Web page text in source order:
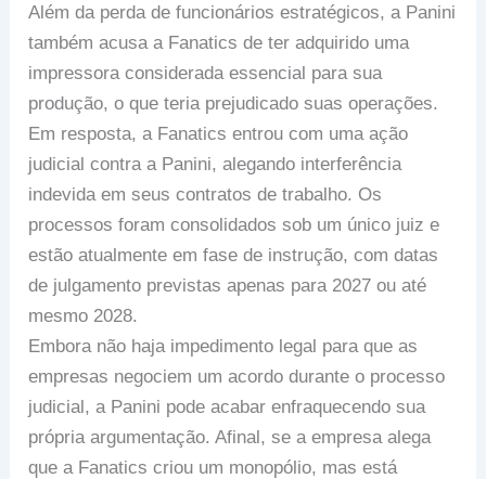
Além da perda de funcionários estratégicos, a Panini
também acusa a Fanatics de ter adquirido uma
impressora considerada essencial para sua
produção, o que teria prejudicado suas operações.
Em resposta, a Fanatics entrou com uma ação
judicial contra a Panini, alegando interferência
indevida em seus contratos de trabalho. Os
processos foram consolidados sob um único juiz e
estão atualmente em fase de instrução, com datas
de julgamento previstas apenas para 2027 ou até
mesmo 2028.
Embora não haja impedimento legal para que as
empresas negociem um acordo durante o processo
judicial, a Panini pode acabar enfraquecendo sua
própria argumentação. Afinal, se a empresa alega
que a Fanatics criou um monopólio, mas está